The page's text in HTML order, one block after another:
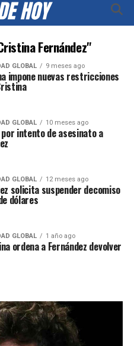
Fernández"
GLOBAL 9 meses ago
impone nuevas restricciones
GLOBAL 10 meses ago
intento de asesinato a
GLOBAL 12 meses ago
solicita suspender decomiso
dólares
GLOBAL 1 año ago
ordena a Fernández devolver